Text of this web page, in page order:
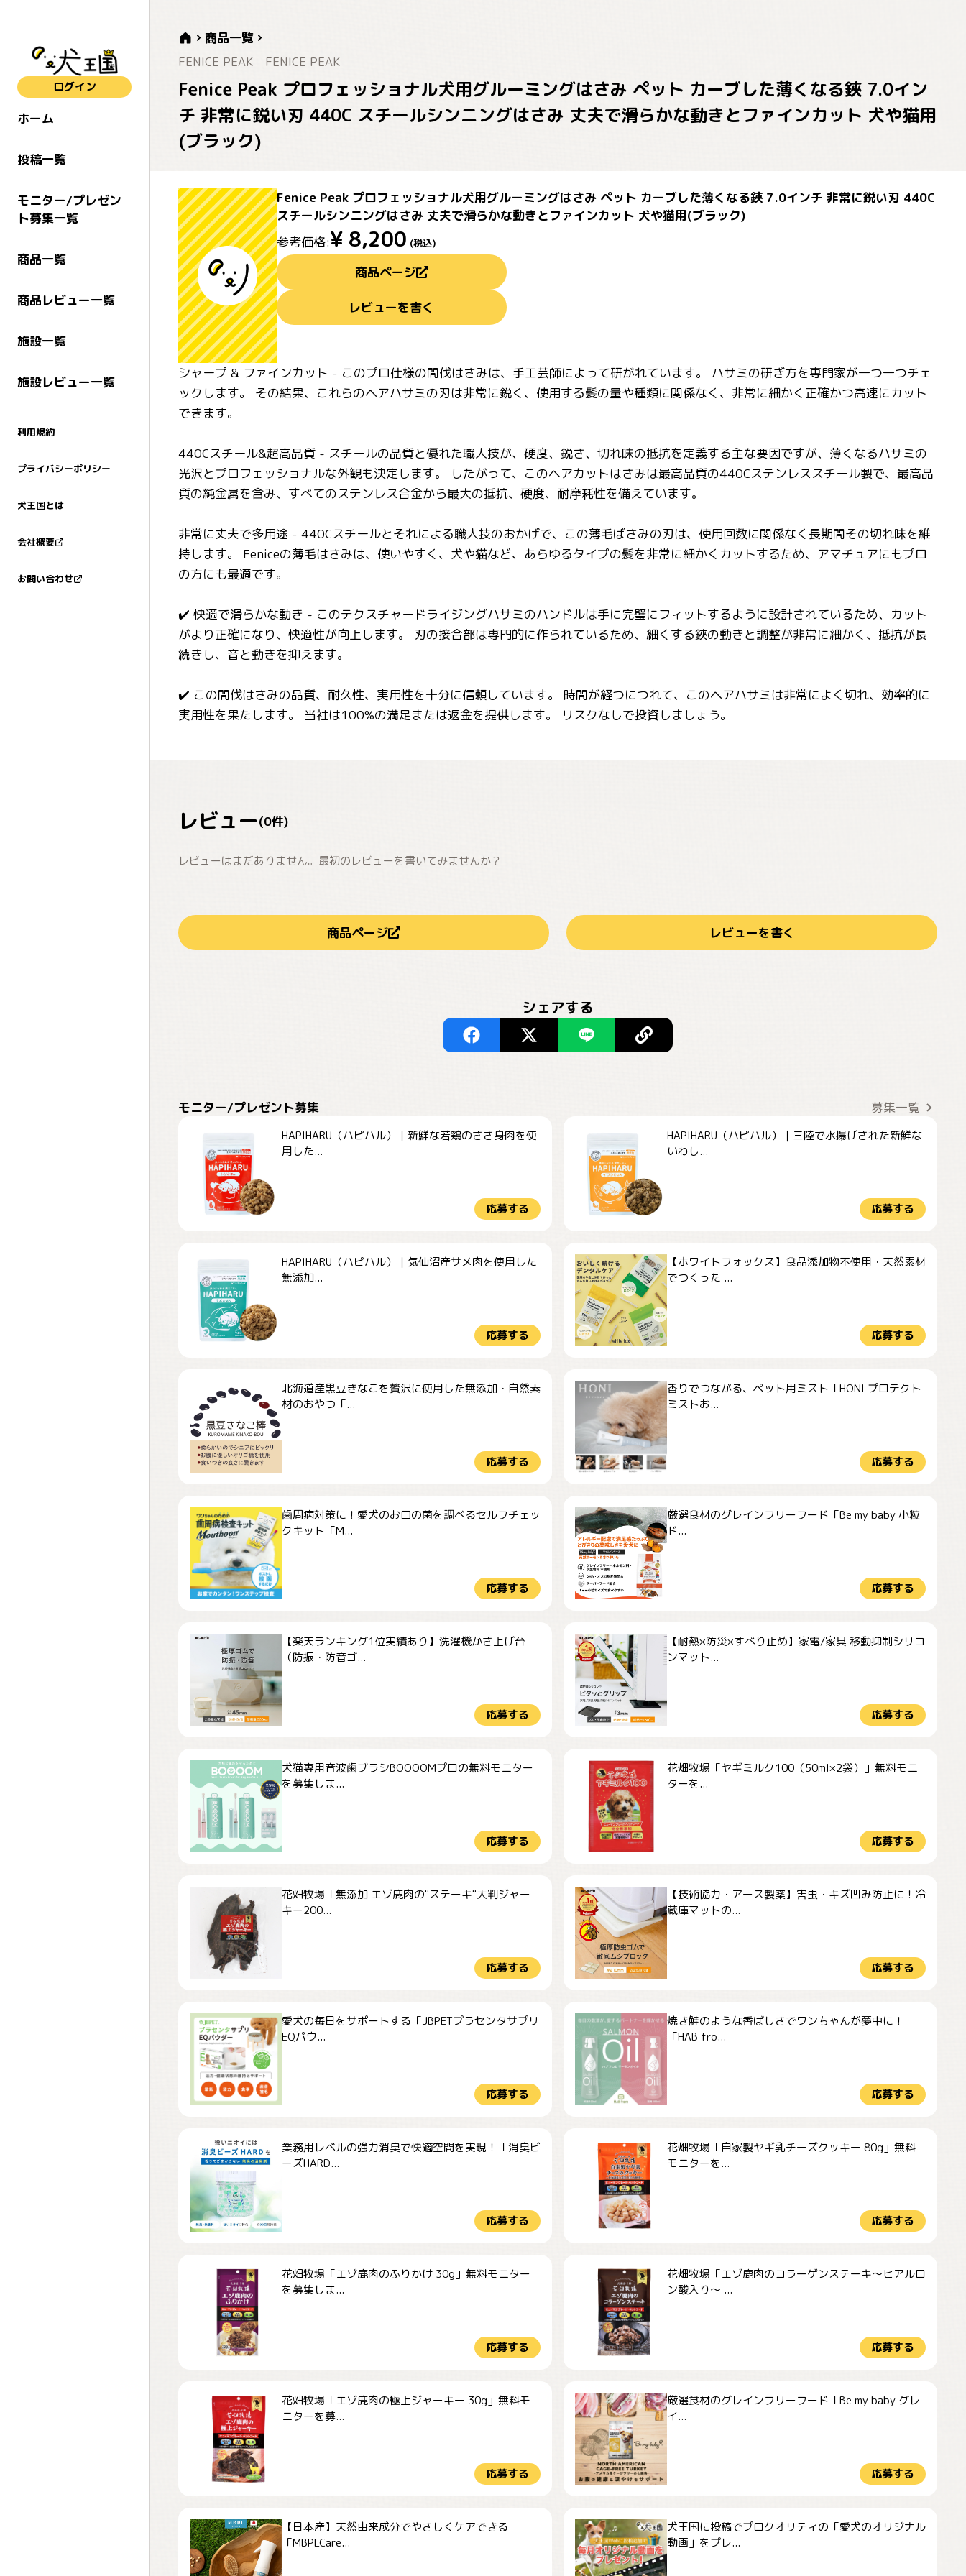
ログイン
ホーム
投稿一覧
モニター/プレゼン
ト募集一覧
商品一覧
商品レビュー一覧
施設一覧
施設レビュー一覧
利用規約
プライバシーポリシー
犬王国とは
会社概要
お問い合わせ
商品一覧
FENICE PEAK
FENICE PEAK
Fenice Peak プロフェッショナル犬用グルーミングはさみ ペット カーブした薄くなる鋏 7.0イン
チ 非常に鋭い刃 440C スチールシンニングはさみ 丈夫で滑らかな動きとファインカット 犬や猫用
(ブラック)
Fenice Peak プロフェッショナル犬用グルーミングはさみ ペット カーブした薄くなる鋏 7.0インチ 非常に鋭い刃 440C
スチールシンニングはさみ 丈夫で滑らかな動きとファインカット 犬や猫用(ブラック)
参考価格:¥ 8,200 (税込)
商品ページ
レビューを書く
シャープ & ファインカット - このプロ仕様の間伐はさみは、手工芸師によって研がれています。 ハサミの研ぎ方を専門家が一つ一つチェ
ックします。 その結果、これらのヘアハサミの刃は非常に鋭く、使用する髪の量や種類に関係なく、非常に細かく正確かつ高速にカット
できます。
440Cスチール&超高品質 - スチールの品質と優れた職人技が、硬度、鋭さ、切れ味の抵抗を定義する主な要因ですが、薄くなるハサミの
光沢とプロフェッショナルな外観も決定します。 したがって、このヘアカットはさみは最高品質の440Cステンレススチール製で、最高品
質の純金属を含み、すべてのステンレス合金から最大の抵抗、硬度、耐摩耗性を備えています。
非常に丈夫で多用途 - 440Cスチールとそれによる職人技のおかげで、この薄毛ばさみの刃は、使用回数に関係なく長期間その切れ味を維
持します。 Feniceの薄毛はさみは、使いやすく、犬や猫など、あらゆるタイプの髪を非常に細かくカットするため、アマチュアにもプロ
の方にも最適です。
✔️ 快適で滑らかな動き - このテクスチャードライジングハサミのハンドルは手に完璧にフィットするように設計されているため、カット
がより正確になり、快適性が向上します。 刃の接合部は専門的に作られているため、細くする鋏の動きと調整が非常に細かく、抵抗が長
続きし、音と動きを抑えます。
✔️ この間伐はさみの品質、耐久性、実用性を十分に信頼しています。 時間が経つにつれて、このヘアハサミは非常によく切れ、効率的に
実用性を果たします。 当社は100%の満足または返金を提供します。 リスクなしで投資しましょう。
レビュー(0件)
レビューはまだありません。最初のレビューを書いてみませんか？
商品ページ レビューを書く
シェアする
モニター/プレゼント募集 募集一覧
HAPIHARU（ハピハル）｜新鮮な若鶏のささ身肉を使
用した...
応募する
HAPIHARU（ハピハル）｜三陸で水揚げされた新鮮な
いわし...
応募する
HAPIHARU（ハピハル）｜気仙沼産サメ肉を使用した
無添加...
応募する
【ホワイトフォックス】食品添加物不使用・天然素材
でつくった ...
応募する
北海道産黒豆きなこを贅沢に使用した無添加・自然素
材のおやつ「...
応募する
香りでつながる、ペット用ミスト「HONI プロテクト
ミストお...
応募する
歯周病対策に！愛犬のお口の菌を調べるセルフチェッ
クキット「M...
応募する
厳選食材のグレインフリーフード「Be my baby 小粒
ド...
応募する
【楽天ランキング1位実績あり】洗濯機かさ上げ台
（防振・防音ゴ...
応募する
【耐熱×防災×すべり止め】家電/家具 移動抑制シリコ
ンマット...
応募する
犬猫専用音波歯ブラシBOOOOMプロの無料モニター
を募集しま...
応募する
花畑牧場「ヤギミルク100（50ml×2袋）」無料モニ
ターを...
応募する
花畑牧場「無添加 エゾ鹿肉の"ステーキ"大判ジャー
キー200...
応募する
【技術協力・アース製薬】害虫・キズ凹み防止に！冷
蔵庫マットの...
応募する
愛犬の毎日をサポートする「JBPETプラセンタサプリ
EQパウ...
応募する
焼き鮭のような香ばしさでワンちゃんが夢中に！
「HAB fro...
応募する
業務用レベルの強力消臭で快適空間を実現！「消臭ビ
ーズHARD...
応募する
花畑牧場「自家製ヤギ乳チーズクッキー 80g」無料
モニターを...
応募する
花畑牧場「エゾ鹿肉のふりかけ 30g」無料モニター
を募集しま...
応募する
花畑牧場「エゾ鹿肉のコラーゲンステーキ～ヒアルロ
ン酸入り～ ...
応募する
花畑牧場「エゾ鹿肉の極上ジャーキー 30g」無料モ
ニターを募...
応募する
厳選食材のグレインフリーフード「Be my baby グレ
イ...
応募する
【日本産】天然由来成分でやさしくケアできる
「MBPLCare...
犬王国に投稿でプロクオリティの「愛犬のオリジナル
動画」をプレ...